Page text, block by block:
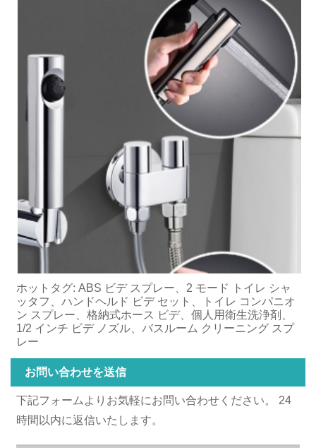
ホットタグ: ABS ビデ スプレー、2 モード トイレ シャ
ッタフ、ハンドヘルド ビデ セット、トイレ コンパニオ
ン スプレー、格納式ホース ビデ、個人用衛生洗浄剤、
1/2 インチ ビデ ノズル、バスルーム クリーニング スプ
レー
お問い合わせを送信
下記フォームよりお気軽にお問い合わせください。 24
時間以内に返信いたします。